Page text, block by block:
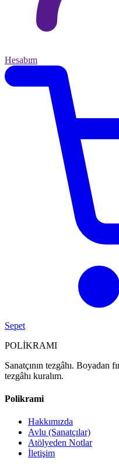
Hesabım
Sepet
POLİKRAMI
Sanatçının tezgâhı. Boyadan
tezgâhı kuralım.
Polikrami
Hakkımızda
Avlu (Sanatçılar)
Atölyeden Notlar
İletişim